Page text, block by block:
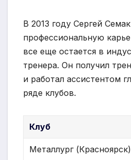
В 2013 году Сергей
профессиональную
все еще остается в
тренера. Он получил
и работал ассистентом
ряде клубов.
Клуб
Металлург (Красноярск)